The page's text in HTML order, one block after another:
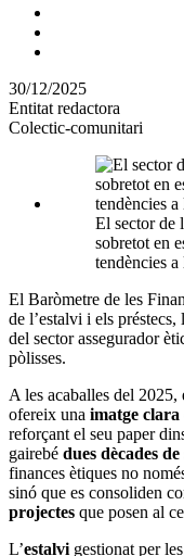
Comparteix
altres
xarxes
socials
30/12/2025
Entitat redactora
Colectic-comunitari
El sector de
sobretot en
tendències
El Baròmetre de les
de l’estalvi i els
del sector assegurador
pòlisses.
A les acaballes del 2025,
ofereix una imatge clara
reforçant el seu paper
gairebé dues dècades
finances ètiques no
sinó que es consoliden
projectes que posen al
L’estalvi gestionat per